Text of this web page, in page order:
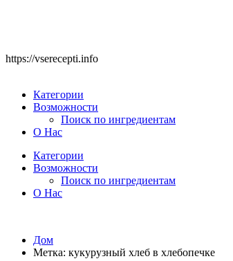
https://vserecepti.info
Категории
Возможности
Поиск по ингредиентам
О Нас
Категории
Возможности
Поиск по ингредиентам
О Нас
Дом
Метка: кукурузный хлеб в хлебопечке